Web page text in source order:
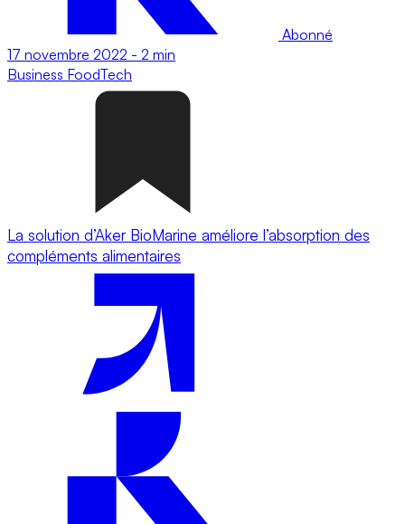
Abonné
17 novembre 2022 - 2 min
Business FoodTech
La solution d’Aker BioMarine améliore l’absorption des
compléments alimentaires